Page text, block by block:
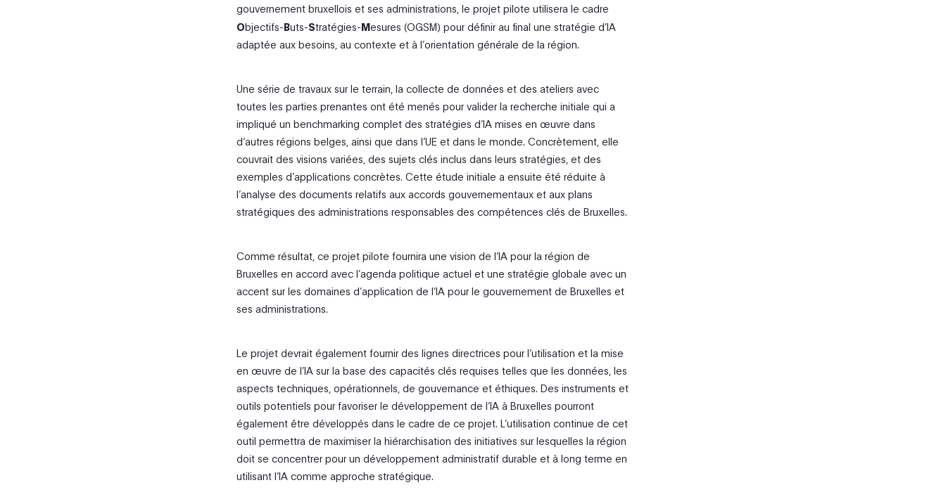
gouvernement bruxellois et ses administrations, le projet pilote utilisera le cadre
Objectifs-Buts-Stratégies-Mesures (OGSM) pour définir au final une stratégie d’IA
adaptée aux besoins, au contexte et à l’orientation générale de la région.
Une série de travaux sur le terrain, la collecte de données et des ateliers avec
toutes les parties prenantes ont été menés pour valider la recherche initiale qui a
impliqué un benchmarking complet des stratégies d’IA mises en œuvre dans
d’autres régions belges, ainsi que dans l’UE et dans le monde. Concrètement, elle
couvrait des visions variées, des sujets clés inclus dans leurs stratégies, et des
exemples d’applications concrètes. Cette étude initiale a ensuite été réduite à
l’analyse des documents relatifs aux accords gouvernementaux et aux plans
stratégiques des administrations responsables des compétences clés de Bruxelles.
Comme résultat, ce projet pilote fournira une vision de l’IA pour la région de
Bruxelles en accord avec l’agenda politique actuel et une stratégie globale avec un
accent sur les domaines d’application de l’IA pour le gouvernement de Bruxelles et
ses administrations.
Le projet devrait également fournir des lignes directrices pour l’utilisation et la mise
en œuvre de l’IA sur la base des capacités clés requises telles que les données, les
aspects techniques, opérationnels, de gouvernance et éthiques. Des instruments et
outils potentiels pour favoriser le développement de l’IA à Bruxelles pourront
également être développés dans le cadre de ce projet. L’utilisation continue de cet
outil permettra de maximiser la hiérarchisation des initiatives sur lesquelles la région
doit se concentrer pour un développement administratif durable et à long terme en
utilisant l’IA comme approche stratégique.